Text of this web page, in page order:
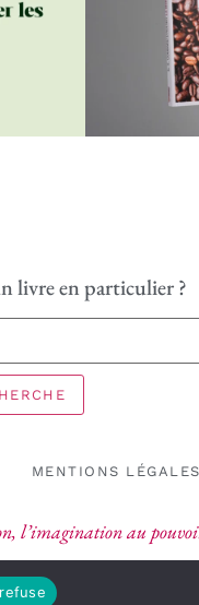
livre en particulier ?
MENTIONS LÉGALES
l’imagination au